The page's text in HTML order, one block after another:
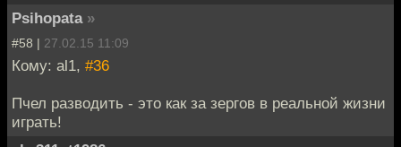
Psihopata »
#58 | 27.02.15 11:09
Кому: al1, #36
Пчел разводить - это как за зергов в реальной жизни
играть!